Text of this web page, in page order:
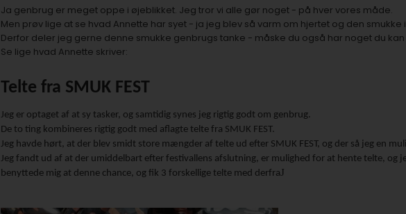
Ja genbrug er meget oppe i øjeblikket. Jeg tror vi alle gør noget - på hver vores måde.
Men prøv lige at se hvad Annette har syet - ja jeg blev så varm om hjertet og den smukke
Derfor deler jeg gerne denne smukke genbrugs tanke - måske du også har noget du kan
Se lige hvad Annette skriver:
Telte fra SMUK FEST
Jeg er optaget af at sy tasker, og samtidig synes jeg rigtig godt om genbrug.
De to ting kombineres rigtig godt med aflagte telte fra SMUK FEST.
Jeg havde hørt, at der blev smidt store mængder af telte ud efter SMUK FEST, og der så jeg en
Jeg fandt ud af at der umiddelbart efter festivallens afslutning, er mulighed for at hente telte, og
benyttede mig at denne chance, og fik 3 forskellige telte med derfraJ